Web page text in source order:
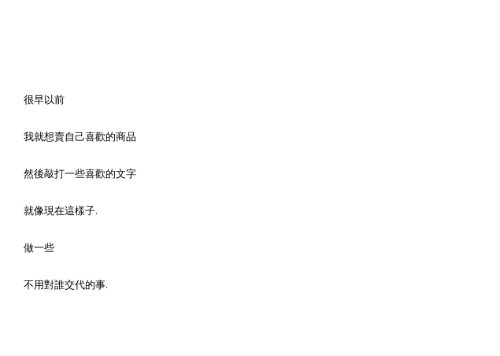
很早以前
我就想賣自己喜歡的商品
然後敲打一些喜歡的文字
就像現在這樣子.
做一些
不用對誰交代的事.